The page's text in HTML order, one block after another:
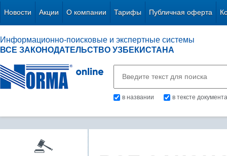
Новости Акции О компании Тарифы Публичная оферта
Информационно-поисковые и экспертные системы
ВСЕ ЗАКОНОДАТЕЛЬСТВО УЗБЕКИСТАНА
в названии в тексте документа